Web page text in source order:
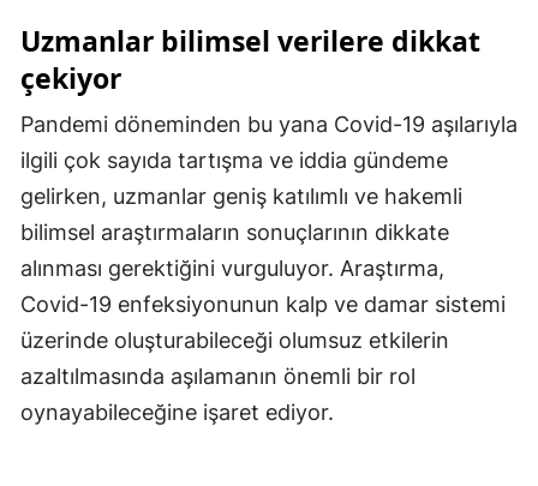
Samsun
Sinop
Sivas
Tekirdağ
Tokat
Trabzon
Tunceli
Uzmanlar bilimsel verilere dikkat
çekiyor
Pandemi döneminden bu yana Covid-19 aşılarıyla
ilgili çok sayıda tartışma ve iddia gündeme
gelirken, uzmanlar geniş katılımlı ve hakemli
bilimsel araştırmaların sonuçlarının dikkate
alınması gerektiğini vurguluyor. Araştırma,
Covid-19 enfeksiyonunun kalp ve damar sistemi
üzerinde oluşturabileceği olumsuz etkilerin
azaltılmasında aşılamanın önemli bir rol
oynayabileceğine işaret ediyor.